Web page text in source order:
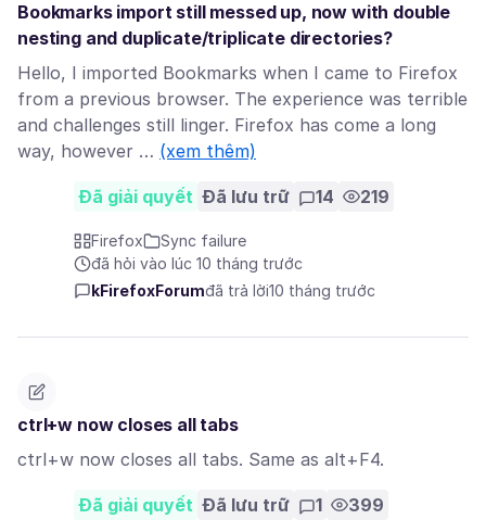
Bookmarks import still messed up, now with double
nesting and duplicate/triplicate directories?
Hello, I imported Bookmarks when I came to Firefox
from a previous browser. The experience was terrible
and challenges still linger. Firefox has come a long
way, however … (xem thêm)
Đã giải quyết Đã lưu trữ 14 219
Firefox
Sync failure
đã hỏi vào lúc 10 tháng trước
kFirefoxForumđã trả lời10 tháng trước
ctrl+w now closes all tabs
ctrl+w now closes all tabs. Same as alt+F4.
Đã giải quyết Đã lưu trữ 1 399